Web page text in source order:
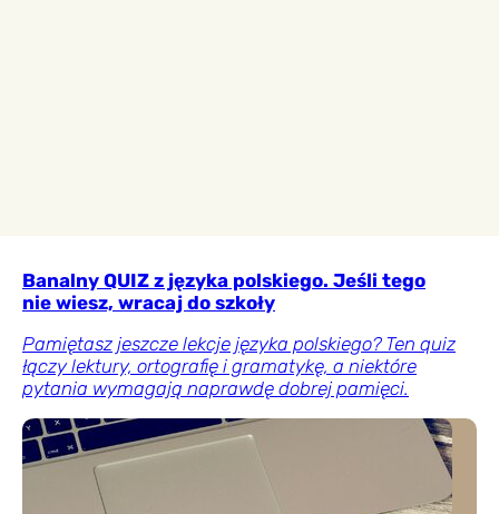
Banalny QUIZ z języka polskiego. Jeśli tego
nie wiesz, wracaj do szkoły
Pamiętasz jeszcze lekcje języka polskiego? Ten quiz
łączy lektury, ortografię i gramatykę, a niektóre
pytania wymagają naprawdę dobrej pamięci.